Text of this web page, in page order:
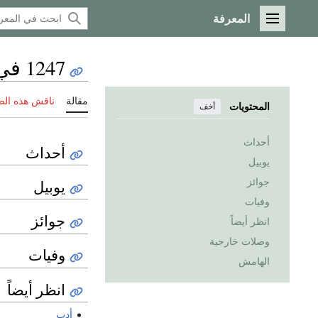
القائمة الرئيسية
المعرفة
المحتويات أخف
أحداث
يوبيل
جوائز
وفيات
انظر أيضاً
وصلات خارجية
الهامش
1247 في الأدب
مقالة ناقش هذه
أحداث
يوبيل
جوائز
وفيات
انظر أيضاً
أدب